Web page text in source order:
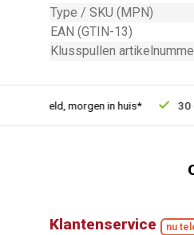
Type / SKU (MPN)
EAN (GTIN-13)
Klusspullen
besteld, morgen in huis* 30
Klantenservice nu